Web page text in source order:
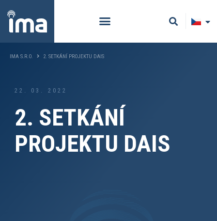
IMA S.R.O. 2. SETKÁNÍ PROJEKTU DAIS
22. 03. 2022
2. SETKÁNÍ
PROJEKTU DAIS